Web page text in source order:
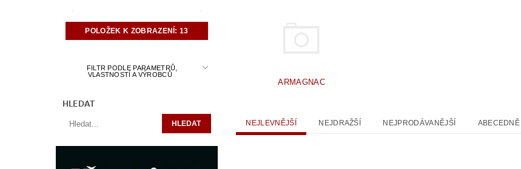
POLOŽEK K ZOBRAZENÍ:13
FILTR PODLE PARAMETRŮ,
VLASTNOSTÍ A VÝROBCŮ
HLEDAT
ARMAGNAC
NEJLEVNĚJŠÍ NEJDRAŽŠÍ NEJPRODÁVANĚJŠÍ ABECEDNĚ